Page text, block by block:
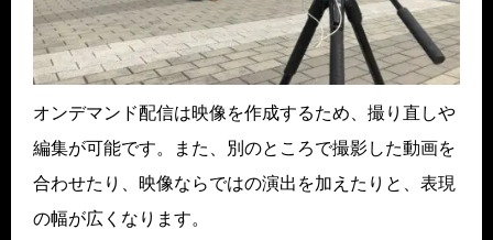
オンデマンド配信は映像を作成するため、撮り直しや
編集が可能です。また、別のところで撮影した動画を
合わせたり、映像ならではの演出を加えたりと、表現
の幅が広くなります。